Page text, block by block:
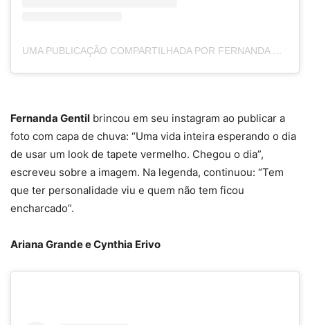
UMA PUBLICAÇÃO COMPARTILHADA POR FERNANDA GENTIL (@GENTILFERNANDA)
Fernanda Gentil brincou em seu instagram ao publicar a
foto com capa de chuva: “Uma vida inteira esperando o dia
de usar um look de tapete vermelho. Chegou o dia”,
escreveu sobre a imagem. Na legenda, continuou: “Tem
que ter personalidade viu e quem não tem ficou
encharcado”.
Ariana Grande e Cynthia Erivo